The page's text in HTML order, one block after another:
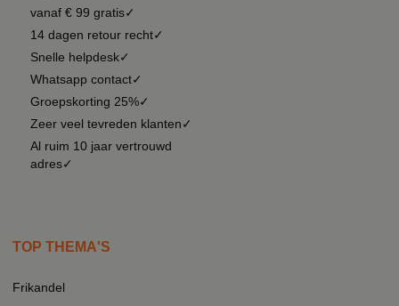
vanaf € 99 gratis✓
14 dagen retour recht✓
Snelle helpdesk✓
Whatsapp contact✓
Groepskorting 25%✓
Zeer veel tevreden klanten✓
Al ruim 10 jaar vertrouwd
adres✓
TOP THEMA'S
Frikandel